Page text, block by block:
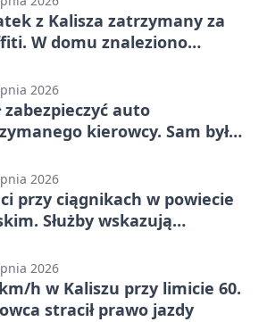
z Kalisza zatrzymany za
W domu znaleziono
2026
zabezpieczyć auto
kierowcy. Sam był
2026
przy ciągnikach w powiecie
Służby wskazują
2026
h w Kaliszu przy limicie 60.
stracił prawo jazdy